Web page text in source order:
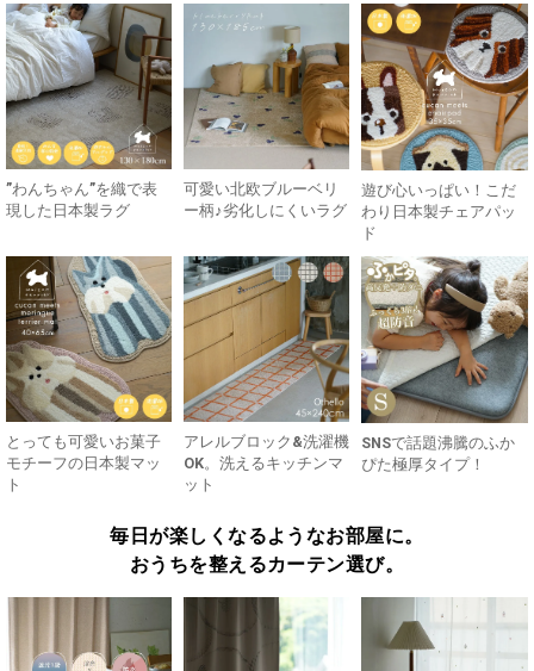
”わんちゃん”を織で表
現した日本製ラグ
可愛い北欧ブルーベリ
ー柄♪劣化しにくいラグ
遊び心いっぱい！こだ
わり日本製チェアパッ
ド
とっても可愛いお菓子
モチーフの日本製マッ
ト
アレルブロック&洗濯機
OK。洗えるキッチンマ
ット
SNSで話題沸騰のふか
ぴた極厚タイプ！
毎日が楽しくなるようなお部屋に。
おうちを整えるカーテン選び。